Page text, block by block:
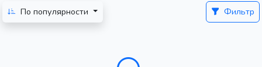
По популярности
Фильтр